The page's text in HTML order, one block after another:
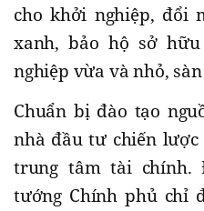
cho khởi nghiệp, đổi
xanh, bảo hộ sở
nghiệp vừa và nhỏ,
Chuẩn bị đào tạo
nhà đầu tư chiến
trung tâm tài chính.
tướng Chính phủ chỉ